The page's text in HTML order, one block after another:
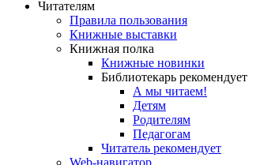
Читателям
Правила пользования
Книжные выставки
Книжная полка
Книжные новинки
Библиотекарь рекомендует
А мы читаем!
Детям
Родителям
Педагогам
Читатель рекомендует
Web-навигатор